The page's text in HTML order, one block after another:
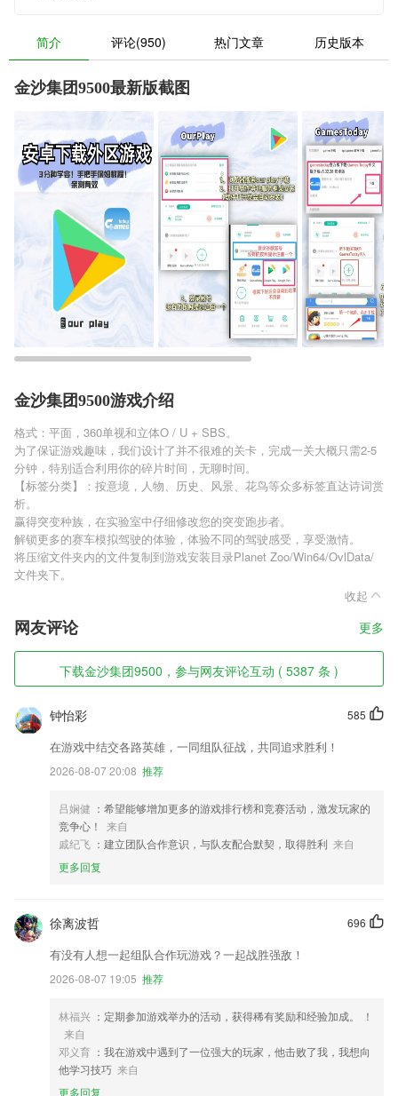
简介 评论(950) 热门文章 历史版本
金沙集团9500最新版截图
金沙集团9500游戏介绍
格式：平面，360单视和立体O / U + SBS。
为了保证游戏趣味，我们设计了并不很难的关卡，完成一关大概只需2-5
分钟，特别适合利用你的碎片时间，无聊时间。
【标签分类】：按意境，人物、历史、风景、花鸟等众多标签直达诗词赏
析。
赢得突变种族，在实验室中仔细修改您的突变跑步者。
解锁更多的赛车模拟驾驶的体验，体验不同的驾驶感受，享受激情。
将压缩文件夹内的文件复制到游戏安装目录Planet Zoo/Win64/OvlData/
文件夹下。
收起
网友评论 更多
下载金沙集团9500，参与网友评论互动 ( 5387 条 )
585
钟怡彩
在游戏中结交各路英雄，一同组队征战，共同追求胜利！
2026-08-07 20:08 推荐
吕娴健 ：希望能够增加更多的游戏排行榜和竞赛活动，激发玩家的
竞争心！
来自
戚纪飞 ：建立团队合作意识，与队友配合默契，取得胜利 来自
更多回复
696
徐离波哲
有没有人想一起组队合作玩游戏？一起战胜强敌！
2026-08-07 19:05 推荐
林福兴 ：定期参加游戏举办的活动，获得稀有奖励和经验加成。 ！
来自
邓义育 ：我在游戏中遇到了一位强大的玩家，他击败了我，我想向
他学习技巧 来自
更多回复